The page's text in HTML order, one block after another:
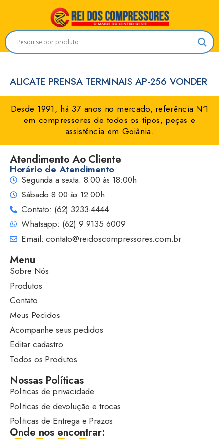
ALICATE PRENSA TERMINAIS AP-256 VONDER
Desde 1991, há 37 anos no mercado, referência Nº1
em compressores de todos os tipos, peças e
assistência em Goiânia.
Atendimento Ao Cliente
Horário de Atendimento
Segunda a sexta: 8:00 às 18:00h
Sábado 8:00 às 12:00h
Contato: (62) 3233-4444
Whatsapp: (62) 9 9135 6009
Email: contato@reidoscompressores.com.br
Menu
Sobre Nós
Produtos
Contato
Meus Pedidos
Acompanhe seus pedidos
Editar cadastro
Todos os Produtos
Nossas Políticas
Politicas de privacidade
Politicas de devolução e trocas
Politicas de Entrega e Prazos
Onde nos encontrar: